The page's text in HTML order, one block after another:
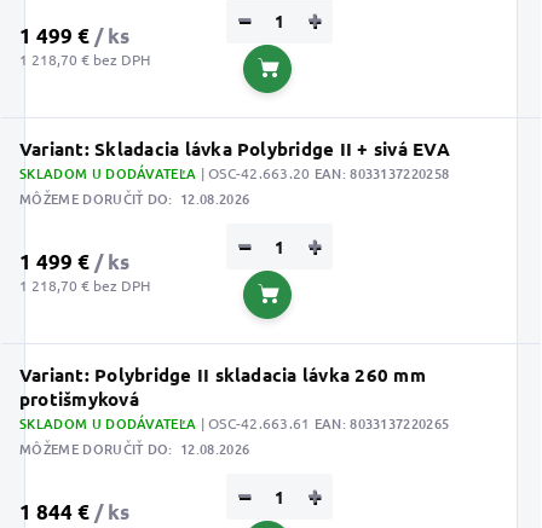
1 499 € / ks
1 218,70 € bez DPH
+
−
Do košíka
Variant: Skladacia lávka Polybridge II + sivá EVA
SKLADOM U DODÁVATEĽA | OSC-42.663.20 EAN:8033137220258
MÔŽEME DORUČIŤ DO: 12.08.2026
1 499 € / ks
1 218,70 € bez DPH
+
−
Do košíka
Variant: Polybridge II skladacia lávka 260 mm
protišmyková
SKLADOM U DODÁVATEĽA | OSC-42.663.61 EAN:8033137220265
MÔŽEME DORUČIŤ DO: 12.08.2026
1 844 € / ks +
−